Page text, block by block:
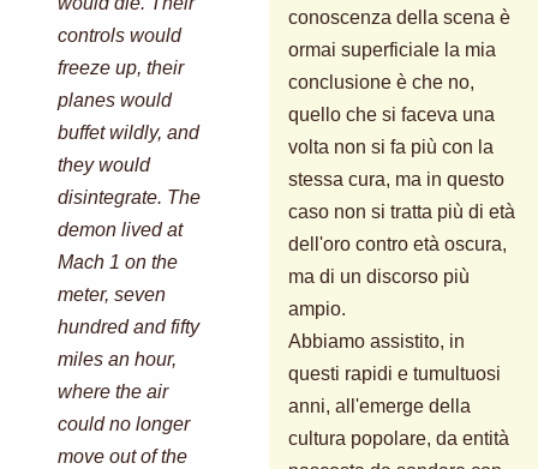
controls would
freeze up, their
planes would
buffet wildly, and
they would
disintegrate. The
demon lived at
Mach 1 on the
meter, seven
hundred and fifty
miles an hour,
where the air
could no longer
move out of the
conoscenza della scena è
ormai superficiale la mia
conclusione è che no,
quello che si faceva una
volta non si fa più con la
stessa cura, ma in questo
caso non si tratta più di età
dell'oro contro età oscura,
ma di un discorso più
ampio.
Abbiamo assistito, in
questi rapidi e tumultuosi
anni, all'emerge della
cultura popolare, da entità